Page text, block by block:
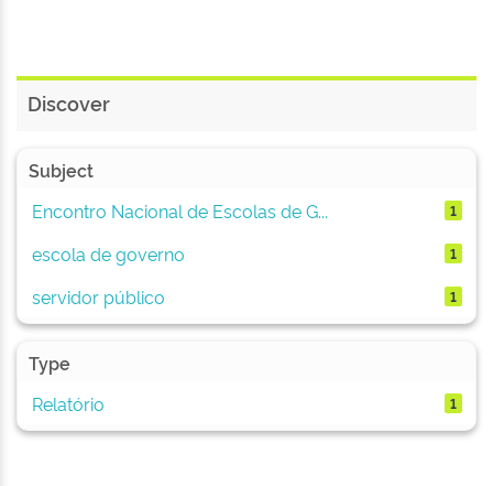
Discover
Subject
Encontro Nacional de Escolas de G...
1
escola de governo 1
servidor público 1
Type
Relatório
1